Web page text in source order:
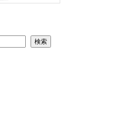
検索